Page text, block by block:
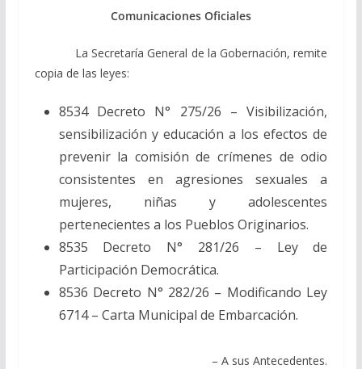
Comunicaciones Oficiales
La Secretaría General de la Gobernación, remite
copia de las leyes:
8534 Decreto N° 275/26 – Visibilización,
sensibilización y educación a los efectos de
prevenir la comisión de crímenes de odio
consistentes en agresiones sexuales a
mujeres, niñas y adolescentes
pertenecientes a los Pueblos Originarios.
8535 Decreto N° 281/26 – Ley de
Participación Democrática.
8536 Decreto N° 282/26 – Modificando Ley
6714 – Carta Municipal de Embarcación.
– A sus Antecedentes.